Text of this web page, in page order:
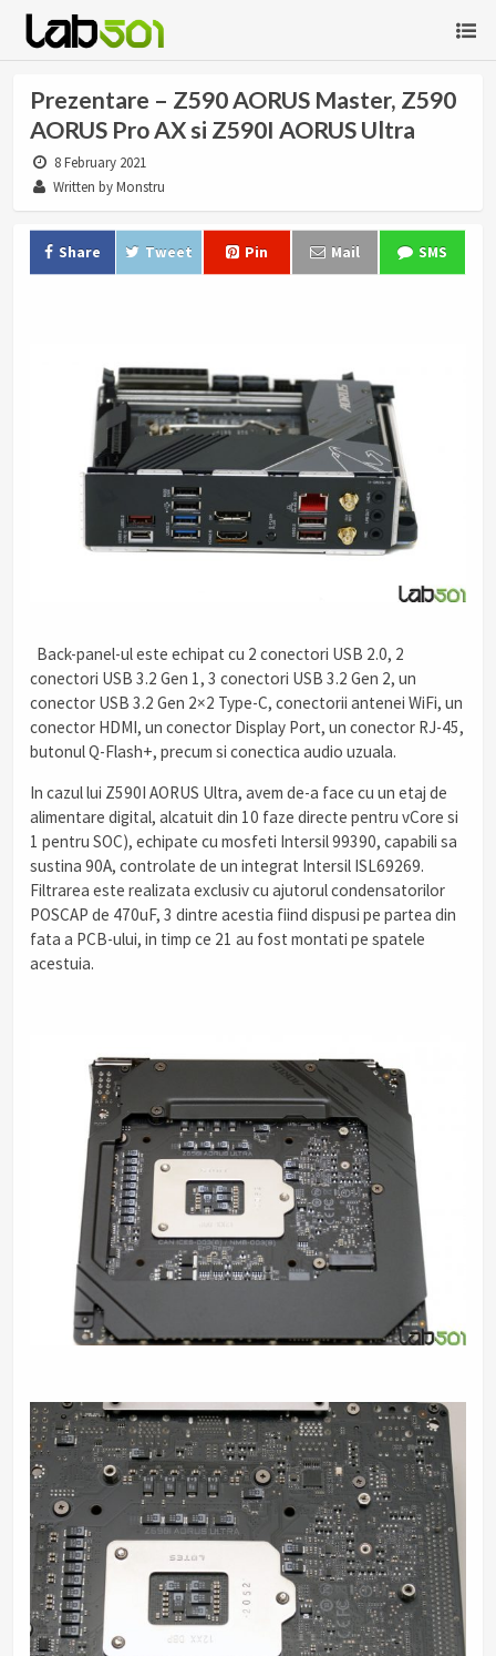
Prezentare – Z590 AORUS Master, Z590
AORUS Pro AX si Z590I AORUS Ultra
8 February 2021
Written by Monstru
Share Tweet Pin Mail SMS
Back-panel-ul este echipat cu 2 conectori USB 2.0, 2
conectori USB 3.2 Gen 1, 3 conectori USB 3.2 Gen 2, un
conector USB 3.2 Gen 2×2 Type-C, conectorii antenei WiFi, un
conector HDMI, un conector Display Port, un conector RJ-45,
butonul Q-Flash+, precum si conectica audio uzuala.
In cazul lui Z590I AORUS Ultra, avem de-a face cu un etaj de
alimentare digital, alcatuit din 10 faze directe pentru vCore si
1 pentru SOC), echipate cu mosfeti Intersil 99390, capabili sa
sustina 90A, controlate de un integrat Intersil ISL69269.
Filtrarea este realizata exclusiv cu ajutorul condensatorilor
POSCAP de 470uF, 3 dintre acestia fiind dispusi pe partea din
fata a PCB-ului, in timp ce 21 au fost montati pe spatele
acestuia.